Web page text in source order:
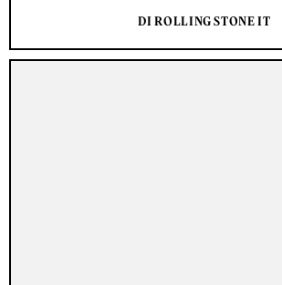
DI ROLLING STONE IT